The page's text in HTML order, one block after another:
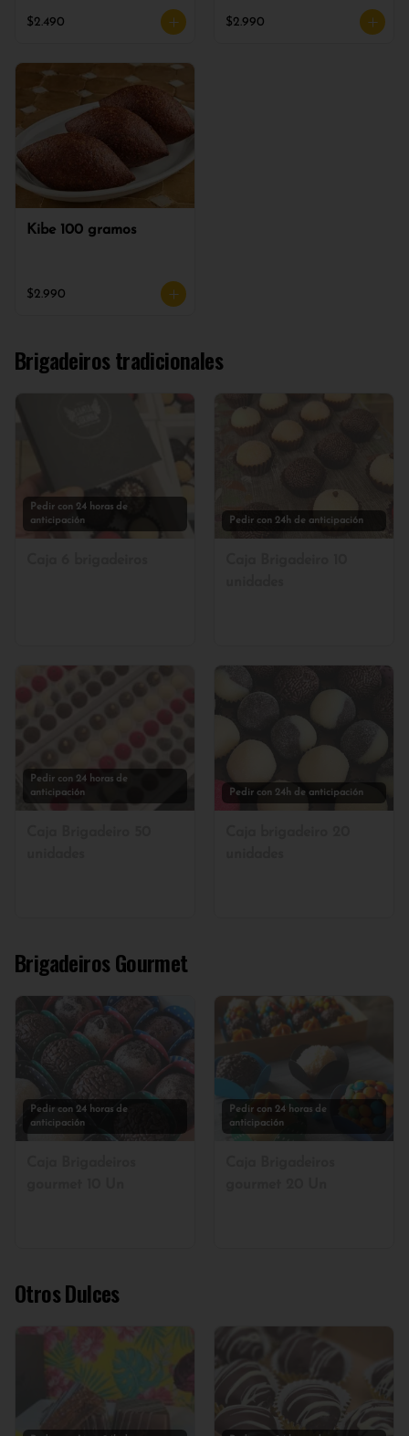
$2.490 $2.990
Kibe 100 gramos
$2.990
Brigadeiros tradicionales
Pedir con 24 horas de
anticipación
Pedir con 24h de anticipación
Pedir con 24 horas de
anticipación
Pedir con 24h de anticipación
Brigadeiros Gourmet
Pedir con 24 horas de
anticipación
Pedir con 24 horas de
anticipación
Otros Dulces